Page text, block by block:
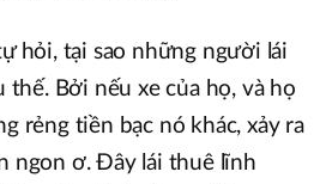
hỏi, tại sao những người lái
thế. Bởi nếu xe của họ, và họ
rẻng tiền bạc nó khác, xảy ra
ngon ơ. Đây lái thuê lĩnh